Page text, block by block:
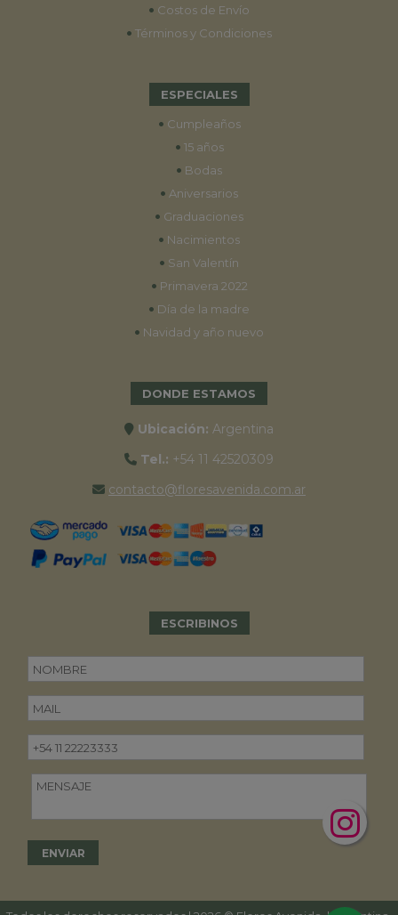
• Costos de Envío
• Términos y Condiciones
ESPECIALES
• Cumpleaños
• 15 años
• Bodas
• Aniversarios
• Graduaciones
• Nacimientos
• San Valentín
• Primavera 2022
• Día de la madre
• Navidad y año nuevo
DONDE ESTAMOS
Ubicación: Argentina
Tel.: +54 11 42520309
contacto@floresavenida.com.ar
ESCRIBINOS